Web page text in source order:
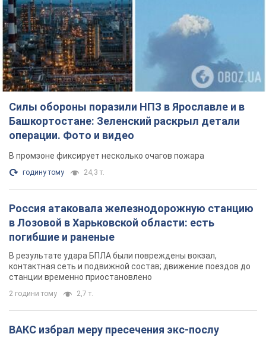
Силы обороны поразили НПЗ в Ярославле и в
Башкортостане: Зеленский раскрыл детали
операции. Фото и видео
В промзоне фиксирует несколько очагов пожара
годину тому 24,3 т.
Россия атаковала железнодорожную станцию
в Лозовой в Харьковской области: есть
погибшие и раненые
В результате удара БПЛА были повреждены вокзал,
контактная сеть и подвижной состав; движение поездов до
станции временно приостановлено
2 години тому 2,7 т.
ВАКС избрал меру пресечения экс-послу